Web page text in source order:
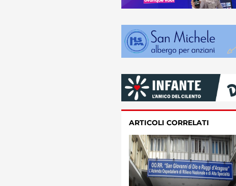
ARTICOLI CORRELATI